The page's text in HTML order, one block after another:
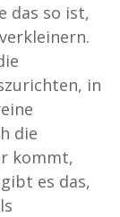
das so ist,
in
die
kommt,
es das,